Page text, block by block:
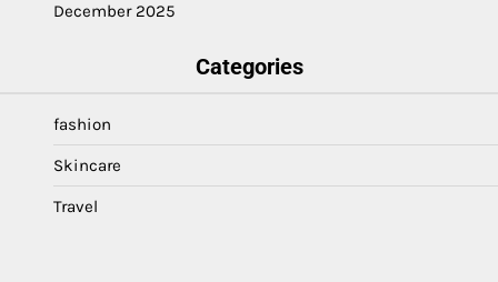
December 2025
Categories
fashion
Skincare
Travel